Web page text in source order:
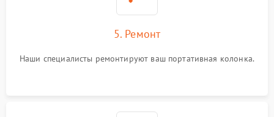
5. Ремонт
Наши специалисты ремонтируют ваш портативная колонка.